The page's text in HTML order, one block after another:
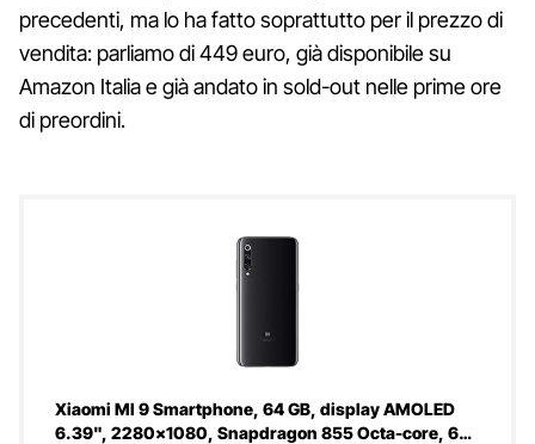
precedenti, ma lo ha fatto soprattutto per il prezzo di
vendita: parliamo di 449 euro, già disponibile su
Amazon Italia e già andato in sold-out nelle prime ore
di preordini.
Xiaomi MI 9 Smartphone, 64 GB, display AMOLED
6.39", 2280x1080, Snapdragon 855 Octa-core, 6